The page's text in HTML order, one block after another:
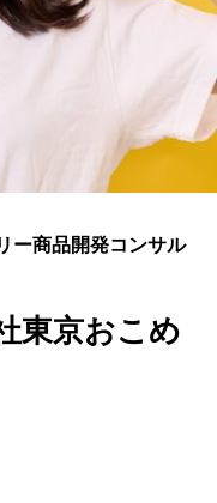
ー商品開発コンサル
東京おこめ